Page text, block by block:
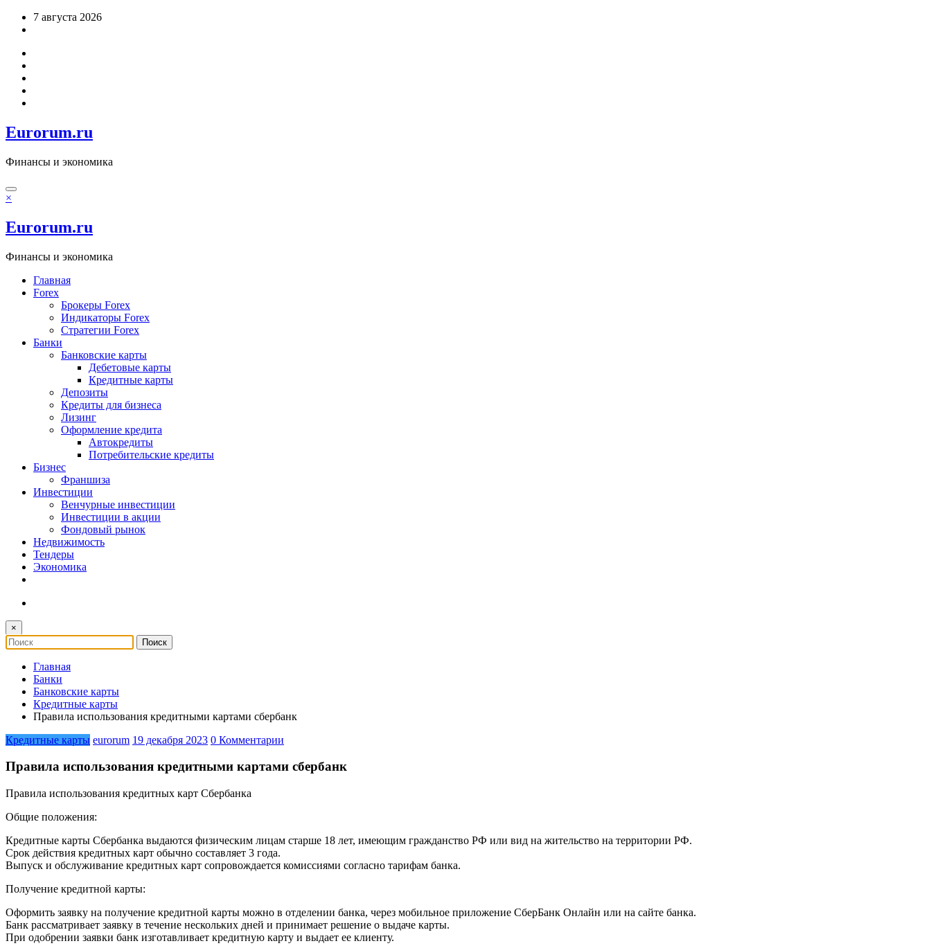
Перейти7 августа 2026
Eurorum.ru
Финансы и экономика
×
Eurorum.ru
Финансы и экономика
Главная
Forex
Брокеры Forex
Индикаторы Forex
Стратегии Forex
Банки
Банковские карты
Дебетовые карты
Кредитные карты
Депозиты
Кредиты для бизнеса
Лизинг
Оформление кредита
Автокредиты
Потребительские кредиты
Бизнес
Франшиза
Инвестиции
Венчурные инвестиции
Инвестиции в акции
Фондовый рынок
Недвижимость
Тендеры
Экономика
×
Главная
Банки
Банковские карты
Кредитные карты
Правила использования кредитными картами сбербанк
Кредитные карты eurorum 19 декабря 2023 0 Комментарии
Правила использования кредитными картами сбербанк
Правила использования кредитных карт Сбербанка
Общие положения:
Кредитные карты Сбербанка выдаются физическим лицам старше 18 лет, имеющим гражданство РФ или вид на жительство на территории РФ.
Срок действия кредитных карт обычно составляет 3 года.
Выпуск и обслуживание кредитных карт сопровождается комиссиями согласно тарифам банка.
Получение кредитной карты:
Оформить заявку на получение кредитной карты можно в отделении банка, через мобильное приложение СберБанк Онлайн или на сайте банка.
Банк рассматривает заявку в течение нескольких дней и принимает решение о выдаче карты.
При одобрении заявки банк изготавливает кредитную карту и выдает ее клиенту.